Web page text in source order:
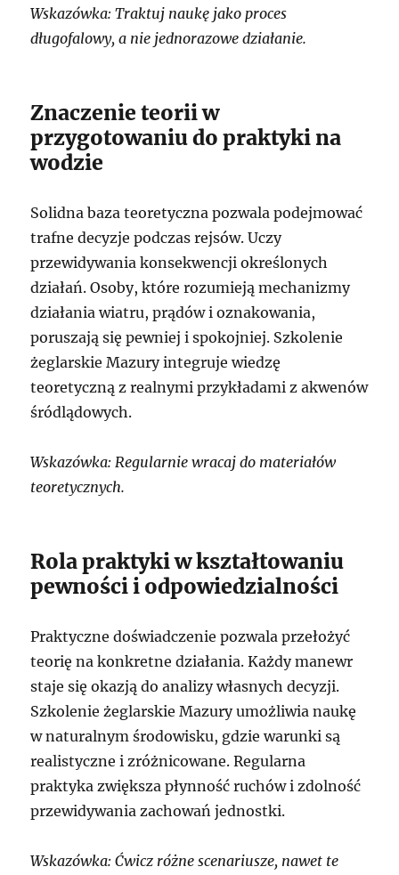
Wskazówka: Traktuj naukę jako proces
długofalowy, a nie jednorazowe działanie.
Znaczenie teorii w
przygotowaniu do praktyki na
wodzie
Solidna baza teoretyczna pozwala podejmować
trafne decyzje podczas rejsów. Uczy
przewidywania konsekwencji określonych
działań. Osoby, które rozumieją mechanizmy
działania wiatru, prądów i oznakowania,
poruszają się pewniej i spokojniej. Szkolenie
żeglarskie Mazury integruje wiedzę
teoretyczną z realnymi przykładami z akwenów
śródlądowych.
Wskazówka: Regularnie wracaj do materiałów
teoretycznych.
Rola praktyki w kształtowaniu
pewności i odpowiedzialności
Praktyczne doświadczenie pozwala przełożyć
teorię na konkretne działania. Każdy manewr
staje się okazją do analizy własnych decyzji.
Szkolenie żeglarskie Mazury umożliwia naukę
w naturalnym środowisku, gdzie warunki są
realistyczne i zróżnicowane. Regularna
praktyka zwiększa płynność ruchów i zdolność
przewidywania zachowań jednostki.
Wskazówka: Ćwicz różne scenariusze, nawet te